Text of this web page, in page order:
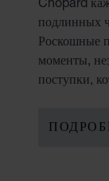
подлинных
Роскошные
моменты,
поступки,